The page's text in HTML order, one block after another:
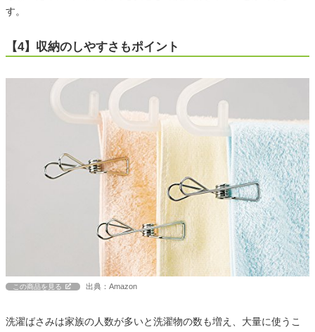
す。
【4】収納のしやすさもポイント
この商品を見る 出典：Amazon
洗濯ばさみは家族の人数が多いと洗濯物の数も増え、大量に使うこ